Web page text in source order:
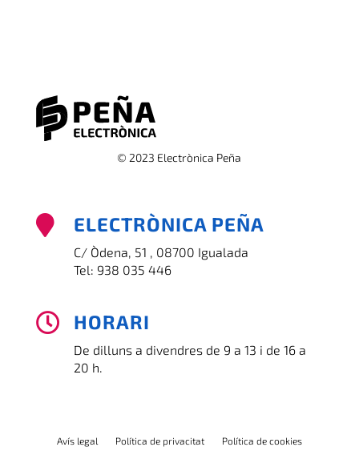
© 2023 Electrònica Peña
 ELECTRÒNICA PEÑA
C/ Òdena, 51 , 08700 Igualada
Tel: 938 035 446
 HORARI
De dilluns a divendres de 9 a 13 i de 16 a
20 h.
Avís legal Política de privacitat Política de cookies